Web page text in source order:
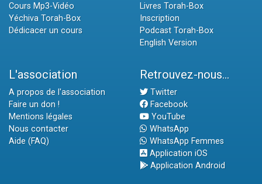
Cours Mp3-Vidéo
Yéchiva Torah-Box
Dédicacer un cours
Livres Torah-Box
Inscription
Podcast Torah-Box
English Version
L'association
A propos de l'association
Faire un don !
Mentions légales
Nous contacter
Aide (FAQ)
Retrouvez-nous...
Twitter
Facebook
YouTube
WhatsApp
WhatsApp Femmes
Application iOS
Application Android